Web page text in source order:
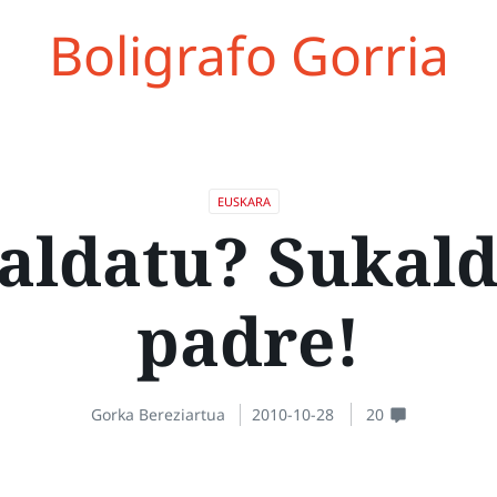
Boligrafo Gorria
EUSKARA
padre!
Gorka Bereziartua 2010-10-28 20